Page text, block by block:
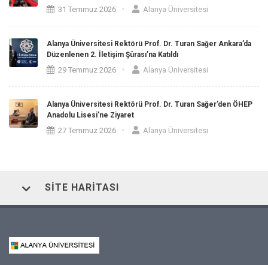
31 Temmuz 2026 Alanya Üniversitesi
Alanya Üniversitesi Rektörü Prof. Dr. Turan Sağer Ankara’da
Düzenlenen 2. İletişim Şûrası’na Katıldı
29 Temmuz 2026 Alanya Üniversitesi
Alanya Üniversitesi Rektörü Prof. Dr. Turan Sağer’den ÖHEP
Anadolu Lisesi’ne Ziyaret
27 Temmuz 2026 Alanya Üniversitesi
SITE HARITASI